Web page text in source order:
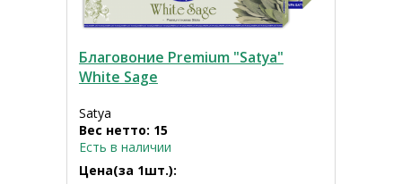
Благовоние Premium "Satya"
White Sage
Satya
Вес нетто: 15
Есть в наличии
Цена(за 1шт.):